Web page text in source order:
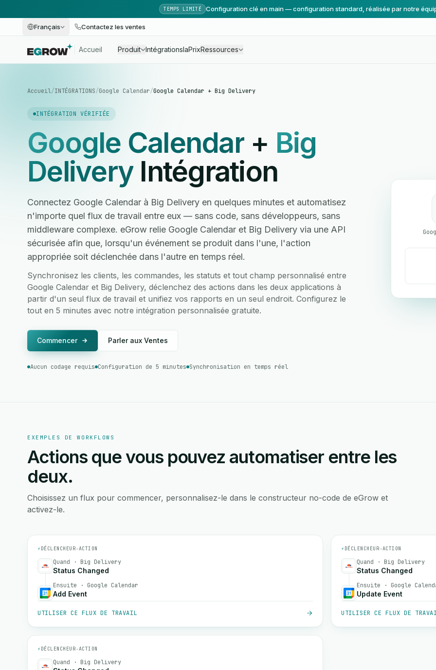
TEMPS LIMITÉ Configuration clé en main — configuration standard, réalisée par notre
Français Contactez les ventes
Accueil Produit IntégrationsIaPrixRessources
Accueil/INTÉGRATIONS/Google Calendar/Google Calendar + Big Delivery
INTÉGRATION VÉRIFIÉE
Google Calendar+ Big
Delivery Intégration
Connectez Google Calendar à Big Delivery en quelques minutes et automatisez
n'importe quel flux de travail entre eux — sans code, sans développeurs, sans
middleware complexe. eGrow relie Google Calendar et Big Delivery via une API
sécurisée afin que, lorsqu'un événement se produit dans l'une, l'action
appropriée soit déclenchée dans l'autre en temps réel.
Synchronisez les clients, les commandes, les statuts et tout champ personnalisé entre
Google Calendar et Big Delivery, déclenchez des actions dans les deux applications à
partir d'un seul flux de travail et unifiez vos rapports en un seul endroit. Configurez le
tout en 5 minutes avec notre intégration personnalisée gratuite.
Commencer Parler aux Ventes
Aucun codage requis Configuration de 5 minutes Synchronisation en temps réel
EXEMPLES DE WORKFLOWS
Actions que vous pouvez automatiser entre les
deux.
Choisissez un flux pour commencer, personnalisez-le dans le constructeur no-code de eGrow et
activez-le.
⚡ DÉCLENCHEUR→ACTION
Quand · Big Delivery
Status Changed
Ensuite · Google Calendar
Add Event
UTILISER CE FLUX DE TRAVAIL
⚡ DÉCLENCHEUR→ACTION
Quand · Big Delivery
Status Changed
Ensuite · Google
Update Event
UTILISER CE FLUX DE
⚡ DÉCLENCHEUR→ACTION
Quand · Big Delivery